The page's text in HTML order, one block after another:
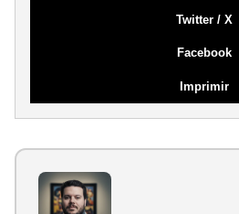
Twitter / X
Facebook
Imprimir